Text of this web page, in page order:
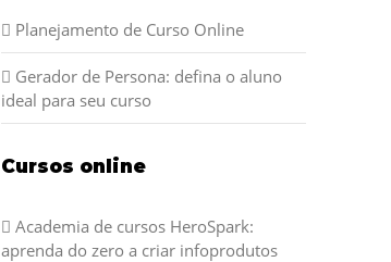
Planejamento de Curso Online
Gerador de Persona: defina o aluno
ideal para seu curso
Cursos online
Academia de cursos HeroSpark:
aprenda do zero a criar infoprodutos